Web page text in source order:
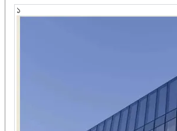
১